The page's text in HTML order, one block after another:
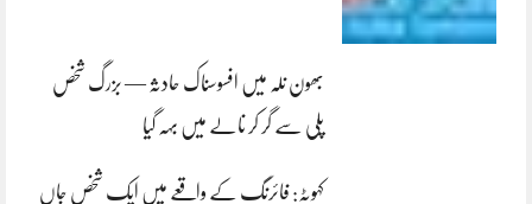
بھون نلہ میں افسوسناک حادثہ — بزرگ شخص
پلی سے گر کر نالے میں بہہ گیا
کہوٹہ: فائرنگ کے واقعے میں ایک شخص جاں